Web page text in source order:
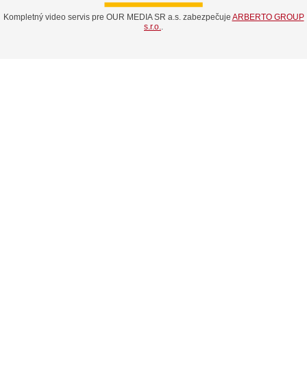
Kompletný video servis pre OUR MEDIA SR a.s. zabezpečuje ARBERTO GROUP
s.r.o..